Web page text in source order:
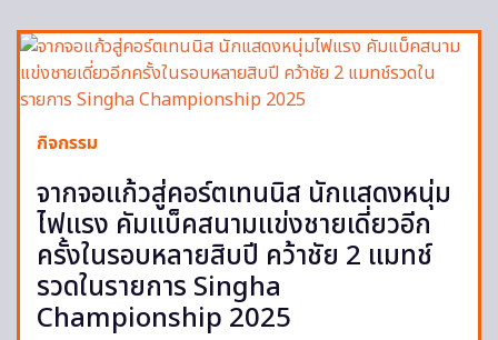
กิจกรรม
จากจอแก้วสู่คอร์ตเทนนิส นักแสดงหนุ่ม
ไฟแรง คัมแบ็คสนามแข่งชายเดี่ยวอีก
ครั้งในรอบหลายสิบปี คว้าชัย 2 แมทช์
รวดในรายการ Singha
Championship 2025